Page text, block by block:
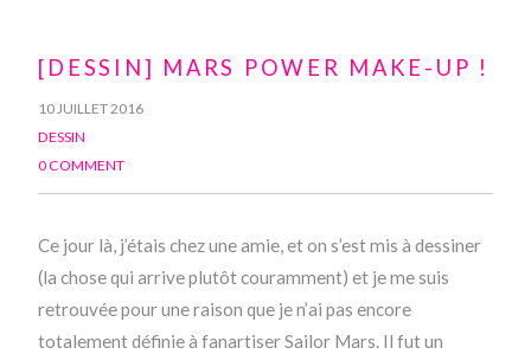
[DESSIN] MARS POWER MAKE-UP !
10 JUILLET 2016
DESSIN
0 COMMENT
Ce jour là, j’étais chez une amie, et on s’est mis à dessiner
(la chose qui arrive plutôt couramment) et je me suis
retrouvée pour une raison que je n’ai pas encore
totalement définie à fanartiser Sailor Mars. Il fut un